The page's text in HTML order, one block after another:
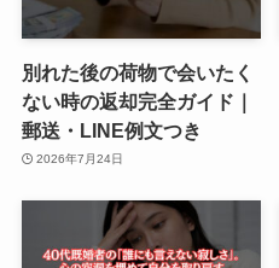
別れた後の荷物で会いたく
ない時の返却完全ガイド｜
郵送・LINE例文つき
2026年7月24日